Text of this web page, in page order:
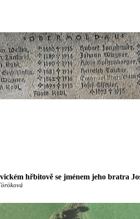
hřbitově se jménem jeho bratra